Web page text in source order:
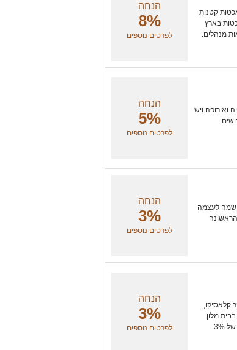
קטנות
בארץ
מנהלים.
הנחה
8%
לפרטים נוספים
ואירופה ויש
הנחה
5%
לפרטים נוספים
שמה לעצמה
הנחה
3%
לפרטים נוספים
קלאסיקו,
מלון
כולל ארוחות בוקר וכרטיס למשחק. למחזיקי כרטיס מועדון ''יחד'' תינתן הנחה של 3%
הנחה
3%
לפרטים נוספים